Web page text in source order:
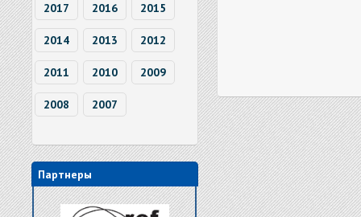
2017 2016 2015
2014 2013 2012
2011 2010 2009
2008 2007
Партнеры